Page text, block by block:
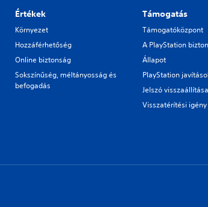
Értékek
Környezet
Hozzáférhetőség
Online biztonság
Sokszínűség, méltányosság és
befogadás
Támogatás
Támogatóközpont
A PlayStation
Állapot
PlayStation
Jelszó visszaállítása
Visszatérítési igény